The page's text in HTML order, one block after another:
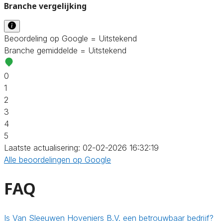
Branche vergelijking
Beoordeling op Google = Uitstekend
Branche gemiddelde = Uitstekend
0
1
2
3
4
5
Laatste actualisering: 02-02-2026 16:32:19
Alle beoordelingen op Google
FAQ
Is Van Sleeuwen Hoveniers B.V. een betrouwbaar bedrijf?